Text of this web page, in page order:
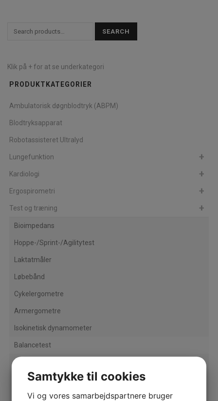
SEARCH
Klik på + for at se underkategori
PRODUKTKATEGORIER
Ambulatorisk døgnblodtryk (ABPM)
Blodtryksapparat
Robotassisteret Ultralyd
Lungefunktion
Kardiologi
Ergospirometri
Test og træning
Bioimpedans
Hoppe-/Sprint-/Agilitytest
Laktatmåler
Løbebånd
Cykelergometre
Armergometre
Isokinetisk dynamometer
Balancetest
Højdesimulering
Kognitiv og reaktionstest
Gang- og bevægelsesanalyse
Samtykke til cookies
Vi og vores samarbejdspartnere bruger